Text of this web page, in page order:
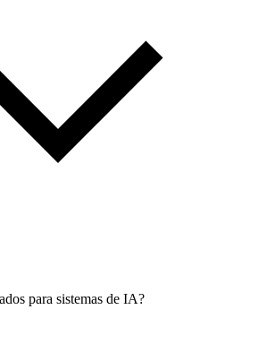
para sistemas de IA?